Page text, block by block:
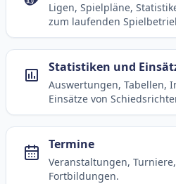
Ligen, Spielpläne,
zum laufenden
Statistiken und
Auswertungen, Tabellen,
Einsätze von
Termine
Veranstaltungen,
Fortbildungen.